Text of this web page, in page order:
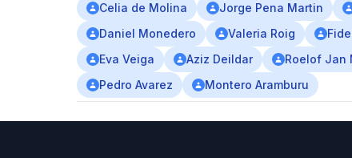
Celia de Molina
Jorge Pena Martin
Daniel Monedero
Valeria Roig
Eva Veiga
Aziz Deildar Roelof Jan
Pedro Avarez
Montero Aramburu